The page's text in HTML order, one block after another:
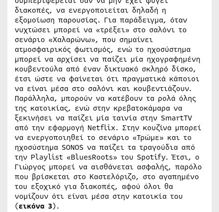
διακοπές, να ενεργοποιείται δηλαδή η
εξομοίωση παρουσίας. Για παράδειγμα, όταν
νυχτώσει μπορεί να «τρέξει» στο σαλόνι το
σενάριο «Χαλαρώνω», που σημαίνει
ατμοσφαιρικός φωτισμός, ενώ το ηχοσύστημα
μπορεί να αρχίσει να παίζει μία ηχογραφημένη
κουβεντούλα από έναν δικτυακό σκληρό δίσκο,
έτσι ώστε να φαίνεται ότι πραγματικά κάποιοι
να είναι μέσα στο σαλόνι και κουβεντιάζουν.
Παράλληλα, μπορούν να κατέβουν τα ρολά όλης
της κατοικίας, ενώ στην κρεβατοκάμαρα να
ξεκινήσει να παίζει μία ταινία στην SmartTV
από την εφαρμογή Netflix. Στην κουζίνα μπορεί
να ενεργοποιηθεί το σενάριο «Τρώμε» και το
ηχοσύστημα SONOS να παίζει τα τραγούδια από
την Playlist «BluesRoots» του Spotify. Έτσι, ο
Γιώργος μπορεί να αισθάνεται ασφαλής, παρόλο
που βρίσκεται στο Καστελόριζο, στο αγαπημένο
του εξοχικό για διακοπές, αφού όλοι θα
νομίζουν ότι είναι μέσα στην κατοικία του
(εικόνα 3).